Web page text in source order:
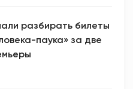
разбирать билеты
паука» за две